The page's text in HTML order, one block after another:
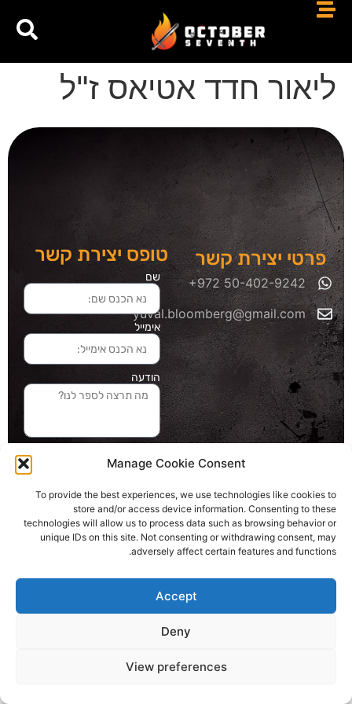
Manage Cookie Consent
To provide the best experiences, we use technologies like cookies to
store and/or access device information. Consenting to these
technologies will allow us to process data such as browsing behavior or
unique IDs on this site. Not consenting or withdrawing consent, may
adversely affect certain features and functions.
Accept
Deny
View preferences
ליאור חדד אטיאס ז"ל
פרטי יצירת קשר
yuval.bloomberg@gmail.com
טופס יצירת קשר
שם
אימייל
הודעה
בדרך אלינו
האתר עוצב ונבנה ע"י סטודיו מומנטום
כל הזכויות שמורות ליובל בלומברג 2024